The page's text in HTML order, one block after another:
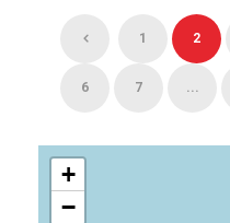
1 2
6 7 ...
+
−